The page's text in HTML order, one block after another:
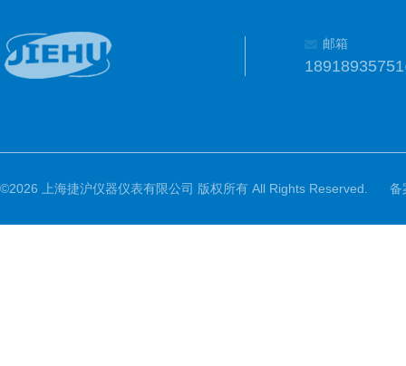
邮箱
©2026 上海捷沪仪器仪表有限公司 版权所有 All Rights Reserved. 备